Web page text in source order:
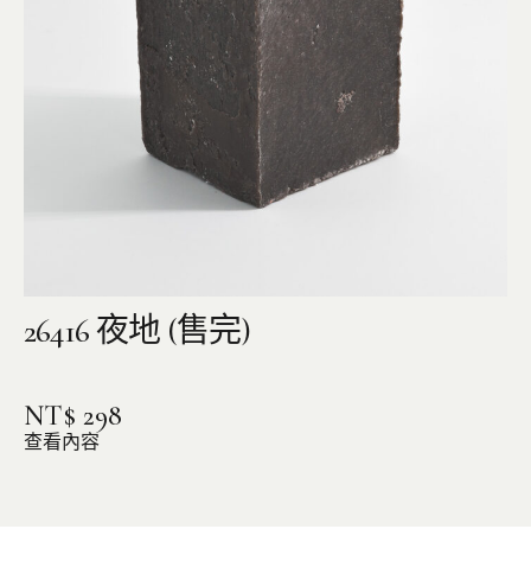
26416 夜地 (售完)
NT$ 298
查看內容